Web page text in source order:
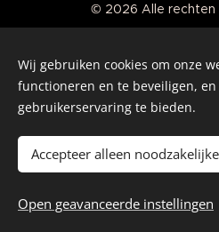
Toevoegen aan
© 2026 Alle rechten
Talen
Nederlands
Wij gebruiken cookies om onze
functioneren en te beveiligen,
gebruikerservaring te bieden.
Accepteer alleen noodzakelijke
Open geavanceerde instellingen